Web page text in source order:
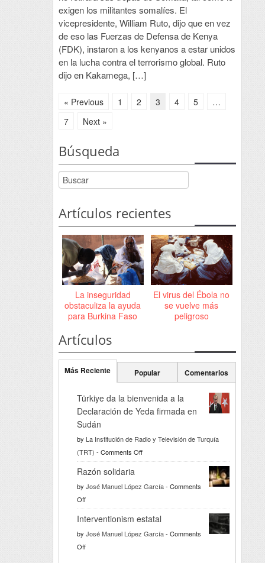
exigen los militantes somalíes. El
vicepresidente, William Ruto, dijo que en vez
de eso las Fuerzas de Defensa de Kenya
(FDK), instaron a los kenyanos a estar unidos
en la lucha contra el terrorismo global. Ruto
dijo en Kakamega, […]
« Previous 1 2 3 4 5
…
7
Next »
Búsqueda
Artículos recientes
La inseguridad
obstaculiza la ayuda
para Burkina Faso
El virus del Ébola no
se vuelve más
peligroso
Artículos
Más Reciente Popular Comentarios
Türkiye da la bienvenida a la
Declaración de Yeda firmada en
Sudán
by La Institución de Radio y Televisión de Turquía
(TRT) - Comments Offon
Türkiye
la
a
la
Razón solidaria
by José Manuel López García- Comments
Offon
Razón
solidaria
Interventionism estatal
by José Manuel López García- Comments
Offon